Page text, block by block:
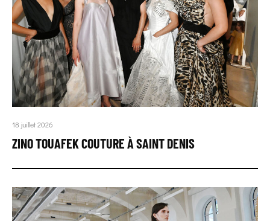
18 juillet 2026
ZINO TOUAFEK COUTURE À SAINT DENIS